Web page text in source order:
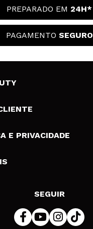
PREPARADO EM 24H*
PAGAMENTO SEGURO
pagamento
E PRIVACIDADE
SEGUIR